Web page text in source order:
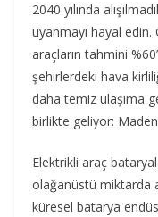
2040 yılında
uyanmayı hayal
araçların tahmini
şehirlerdeki hava
daha temiz ulaşıma
birlikte geliyor:
Elektrikli araç
olağanüstü miktarda
küresel batarya